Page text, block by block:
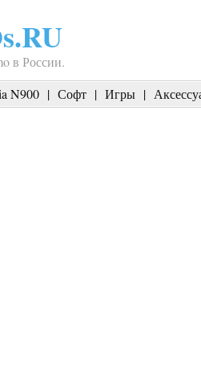
в России.
N900 | Софт | Игры |